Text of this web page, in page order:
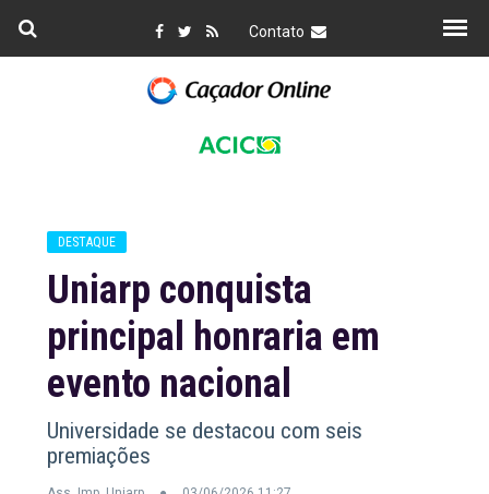
Contato
DESTAQUE
Uniarp conquista
principal honraria em
evento nacional
Universidade se destacou com seis
premiações